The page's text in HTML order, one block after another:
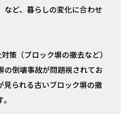
など、暮らしの変化に合わせ
策（ブロック塀の撤去など）
の倒壊事故が問題視されてお
見られる古いブロック塀の撤